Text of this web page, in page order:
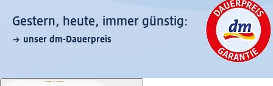
Gestern, heute, immer günstig:
unser dm-Dauerpreis